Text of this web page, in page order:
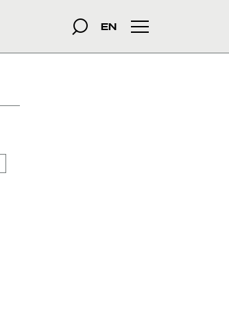
szukana fraza
Szukaj
EN Menu główne